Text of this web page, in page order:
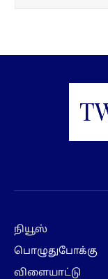
நியூஸ்
பொழுதுபோக்கு
விளையாட்டு